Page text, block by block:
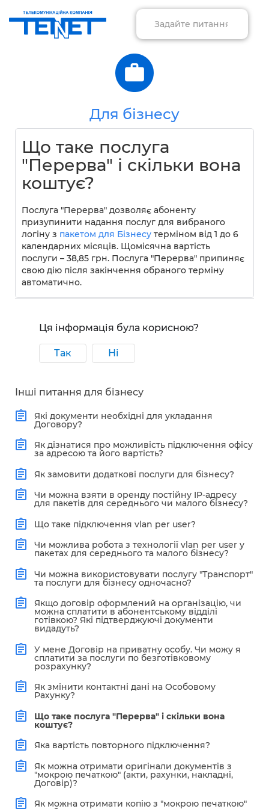
Для бізнесу
Що таке послуга
"Перерва" і скільки вона
коштує?
Послуга "Перерва" дозволяє абоненту
призупинити надання послуг для вибраного
логіну з пакетом для Бізнесу терміном від 1 до 6
календарних місяців. Щомісячна вартість
послуги – 38,85 грн. Послуга "Перерва" припиняє
свою дію після закінчення обраного терміну
автоматично.
Ця інформація була корисною?
Так Ні
Інші питання для бізнесу
Які документи необхідні для укладання
Договору?
Як дізнатися про можливість підключення офісу
за адресою та його вартість?
Як замовити додаткові послуги для бізнесу?
Чи можна взяти в оренду постійну IP-адресу
для пакетів для середнього чи малого бізнесу?
Що таке підключення vlan per user?
Чи можлива робота з технології vlan per user у
пакетах для середнього та малого бізнесу?
Чи можна використовувати послугу "Транспорт"
та послуги для бізнесу одночасно?
Якщо договір оформлений на організацію, чи
можна сплатити в абонентському відділі
готівкою? Які підтверджуючі документи
видадуть?
У мене Договір на приватну особу. Чи можу я
сплатити за послуги по безготівковому
розрахунку?
Як змінити контактні дані на Особовому
Рахунку?
Що таке послуга "Перерва" і скільки вона
коштує?
Яка вартість повторного підключення?
Як можна отримати оригінали документів з
"мокрою печаткою" (акти, рахунки, накладні,
Договір)?
Як можна отримати копію з "мокрою печаткою"